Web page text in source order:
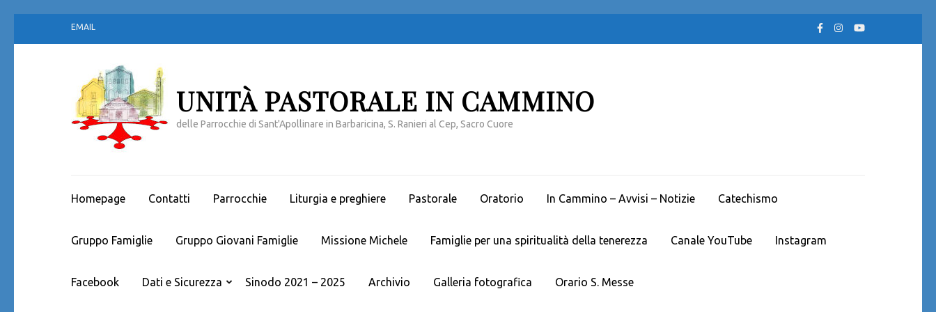
EMAIL
UNITÀ PASTORALE IN CAMMINO
delle Parrocchie di Sant'Apollinare in Barbaricina, S. Ranieri al Cep, Sacro Cuore
Homepage Contatti Parrocchie Liturgia e preghiere Pastorale Oratorio In Cammino – Avvisi – Notizie Catechismo
Gruppo Famiglie Gruppo Giovani Famiglie Missione Michele Famiglie per una spiritualità della tenerezza Canale YouTube Instagram
Facebook Dati e Sicurezza Sinodo 2021 – 2025 Archivio Galleria fotografica Orario S. Messe